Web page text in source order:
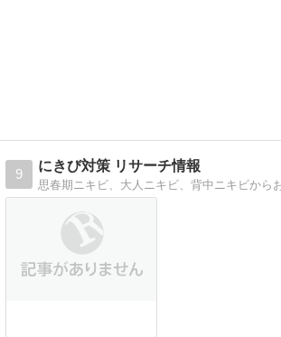
9
にきび対策 リサーチ情報